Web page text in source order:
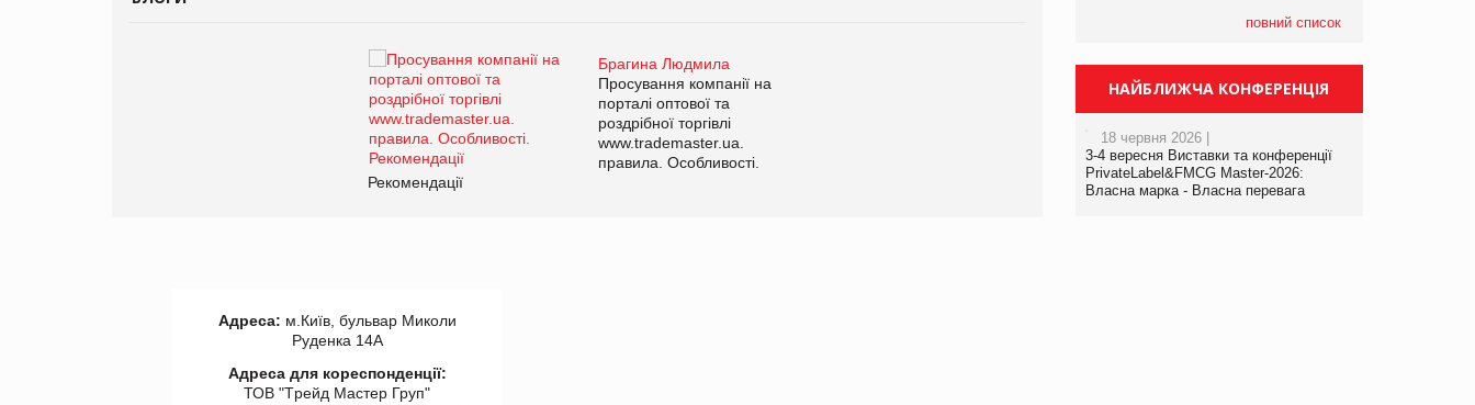
Брагина Людмила
Просування компанії на
порталі оптової та
роздрібної торгівлі
www.trademaster.ua.
правила. Особливості.
Рекомендації
Брагина Людмила
Просування компанії на
www.trademaster.ua.
правила. Особливості.
повний список
НАЙБЛИЖЧА КОНФЕРЕНЦІЯ
18 червня 2026 |
3-4 вересня Виставки та конференції
PrivateLabel&FMCG Master-2026:
Власна марка - Власна перевага
Адреса: м.Київ, бульвар Миколи
Руденка 14А
Адреса для кореспонденції:
ТОВ "Tрейд Мастер Груп"